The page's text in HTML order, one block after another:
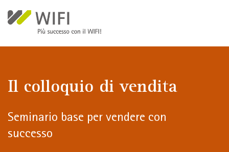
Il colloquio di vendita
Seminario base per vendere con
successo